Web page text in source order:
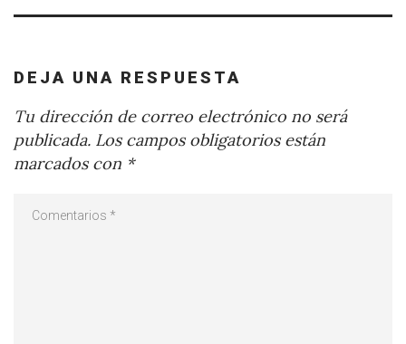
DEJA UNA RESPUESTA
Tu dirección de correo electrónico no será
publicada. Los campos obligatorios están
marcados con *